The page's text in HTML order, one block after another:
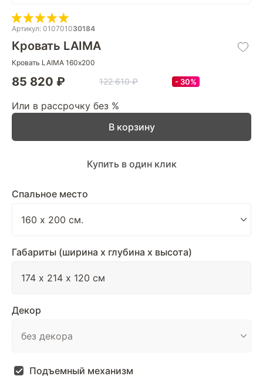
Артикул: 010701030184
Кровать LAIMA
Кровать LAIMA 160х200
85 820 ₽ 122 610 ₽ 30%
Или в рассрочку без %
Спальное место
Габариты (ширина х глубина х высота)
Декор
Подъемный механизм
В корзину
Купить в один клик